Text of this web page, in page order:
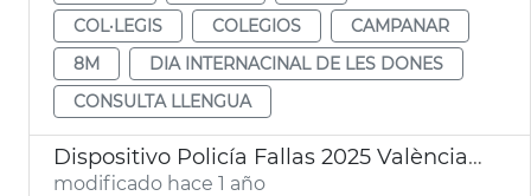
COL·LEGIS
COLEGIOS
CAMPANAR
8M
DIA INTERNACINAL DE LES DONES
CONSULTA LLENGUA
Dispositivo Policía Fallas 2025 València. Junta Local de Seguridad
modificado hace 1 año